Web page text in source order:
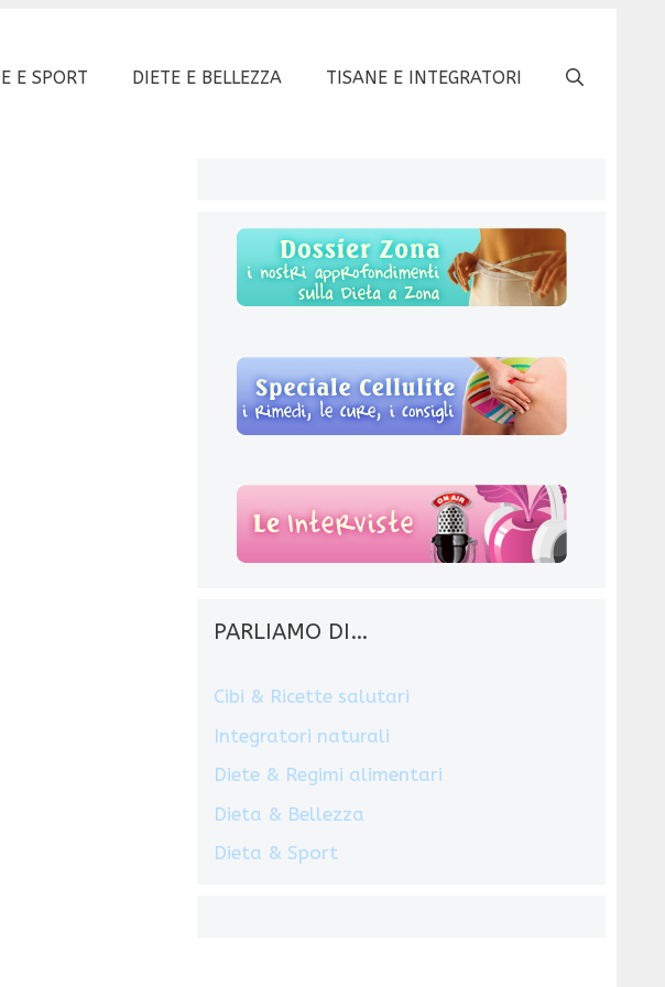
E SPORT DIETE E BELLEZZA TISANE E INTEGRATORI
PARLIAMO DI…
Cibi & Ricette salutari
Integratori naturali
Diete & Regimi alimentari
Dieta & Bellezza
Dieta & Sport